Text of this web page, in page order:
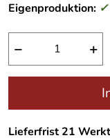
Eigenproduktion: ✓
− +
Lieferfrist 21